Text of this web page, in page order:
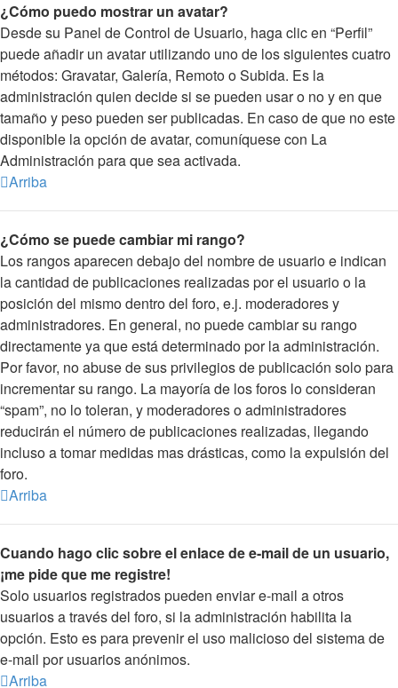
¿Cómo puedo mostrar un avatar?
Desde su Panel de Control de Usuario, haga clic en “Perfil”
puede añadir un avatar utilizando uno de los siguientes cuatro
métodos: Gravatar, Galería, Remoto o Subida. Es la
administración quien decide si se pueden usar o no y en que
tamaño y peso pueden ser publicadas. En caso de que no este
disponible la opción de avatar, comuníquese con La
Administración para que sea activada.
Arriba
¿Cómo se puede cambiar mi rango?
Los rangos aparecen debajo del nombre de usuario e indican
la cantidad de publicaciones realizadas por el usuario o la
posición del mismo dentro del foro, e.j. moderadores y
administradores. En general, no puede cambiar su rango
directamente ya que está determinado por la administración.
Por favor, no abuse de sus privilegios de publicación solo para
incrementar su rango. La mayoría de los foros lo consideran
“spam”, no lo toleran, y moderadores o administradores
reducirán el número de publicaciones realizadas, llegando
incluso a tomar medidas mas drásticas, como la expulsión del
foro.
Arriba
Cuando hago clic sobre el enlace de e-mail de un usuario,
¡me pide que me registre!
Solo usuarios registrados pueden enviar e-mail a otros
usuarios a través del foro, si la administración habilita la
opción. Esto es para prevenir el uso malicioso del sistema de
e-mail por usuarios anónimos.
Arriba